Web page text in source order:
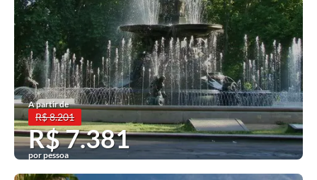
A partir de
R$ 8.201
R$ 7.381
por pessoa
Ver mais